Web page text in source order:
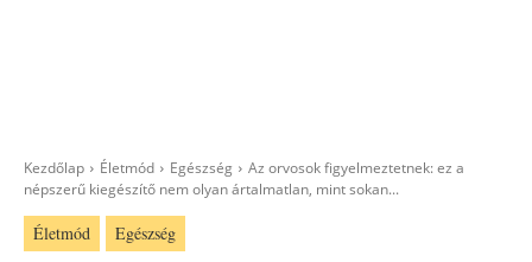
Kezdőlap Életmód Egészség
Az orvosok figyelmeztetnek: ez a
népszerű kiegészítő nem olyan ártalmatlan, mint sokan...
Életmód Egészség